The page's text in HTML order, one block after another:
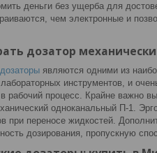
деньги без ущерба для
чем электронные и
дозатор
являются одними из
инструментов, и
в рабочий процесс. Крайне важно
одноканальный П-1.
при переносе жидкостей.
дозирования, пропускную